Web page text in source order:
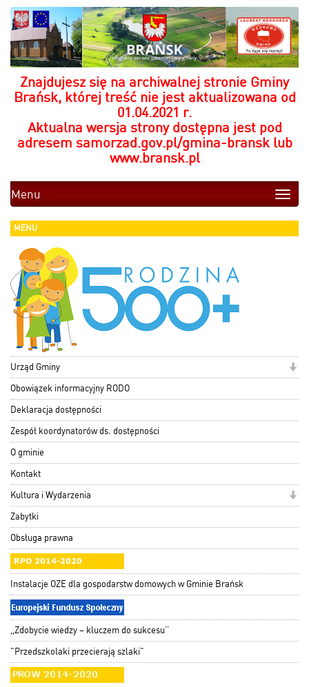
Znajdujesz się na archiwalnej stronie Gminy
Brańsk, której treść nie jest aktualizowana od
01.04.2021 r.
Aktualna wersja strony dostępna jest pod
adresem samorzad.gov.pl/gmina-bransklub
www.bransk.pl
Toggle
Menu
MENU
Urząd Gminy
Obowiązek informacyjny RODO
Deklaracja dostępności
Zespół koordynatorów ds. dostępności
O gminie
Kontakt
Kultura i Wydarzenia
Zabytki
Obsługa prawna
Instalacje OZE dla gospodarstw domowych w Gminie Brańsk
,,Zdobycie wiedzy – kluczem do sukcesu’’
"Przedszkolaki przecierają szlaki"